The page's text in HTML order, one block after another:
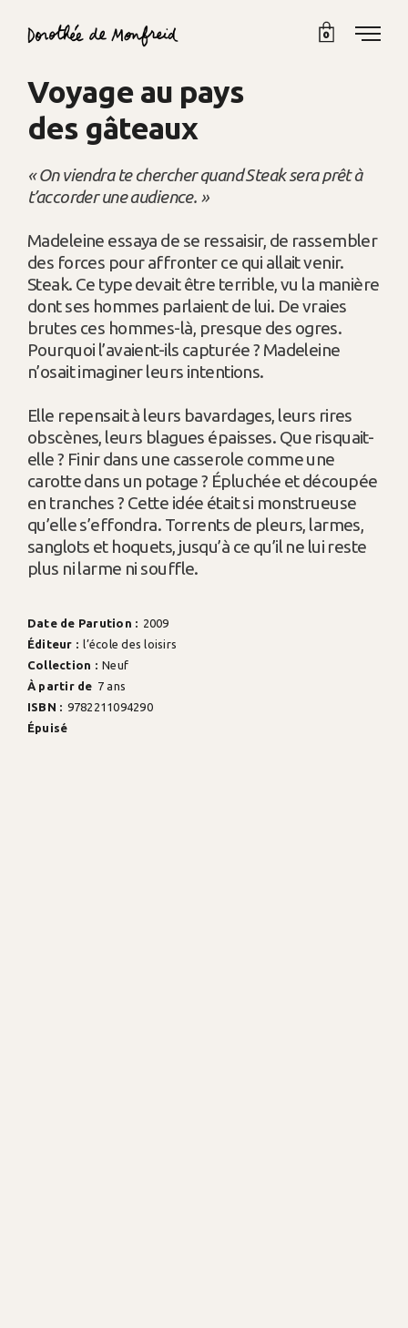
0
Voyage au pays
des gâteaux
« On viendra te chercher quand Steak sera prêt à
t’accorder une audience. »
Madeleine essaya de se ressaisir, de rassembler
des forces pour affronter ce qui allait venir.
Steak. Ce type devait être terrible, vu la manière
dont ses hommes parlaient de lui. De vraies
brutes ces hommes-là, presque des ogres.
Pourquoi l’avaient-ils capturée ? Madeleine
n’osait imaginer leurs intentions.
Elle repensait à leurs bavardages, leurs rires
obscènes, leurs blagues épaisses. Que risquait-
elle ? Finir dans une casserole comme une
carotte dans un potage ? Épluchée et découpée
en tranches ? Cette idée était si monstrueuse
qu’elle s’effondra. Torrents de pleurs, larmes,
sanglots et hoquets, jusqu’à ce qu’il ne lui reste
plus ni larme ni souffle.
Date de Parution : 2009
Éditeur : l’école des loisirs
Collection : Neuf
À partir de 7 ans
ISBN : 9782211094290
Épuisé